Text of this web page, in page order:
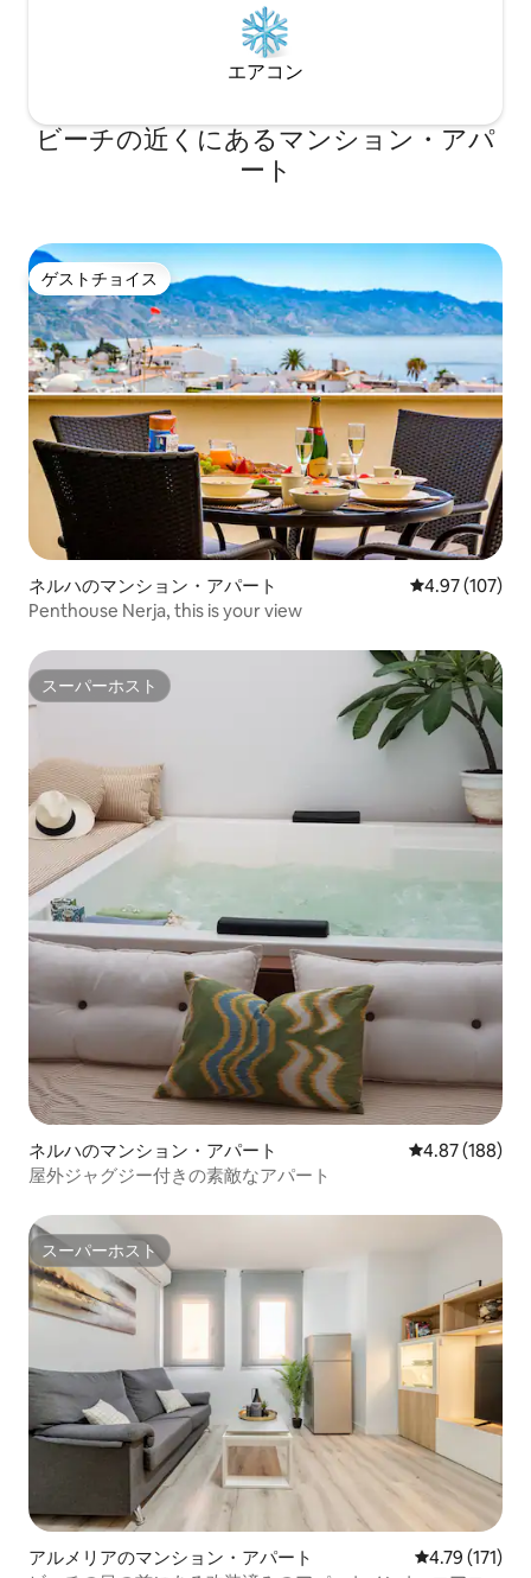
エアコン
ビーチの近くにあるマンション・アパ
ート
ゲストチョイス
ゲストチョイス
ネルハのマンション・アパート レビュー107
4.97 (107)
Penthouse Nerja, this is your view
スーパーホスト
スーパーホスト
ネルハのマンション・アパート レビュー188
4.87 (188)
屋外ジャグジー付きの素敵なアパート
スーパーホスト
スーパーホスト
アルメリアのマンション・アパート レビュー171
4.79 (171)